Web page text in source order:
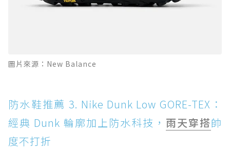
圖片來源：New Balance
防水鞋推薦 3. Nike Dunk Low GORE-TEX：
經典 Dunk 輪廓加上防水科技， 雨天穿搭帥
度不打折